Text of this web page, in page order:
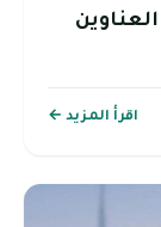
اقرأ المزيد ←